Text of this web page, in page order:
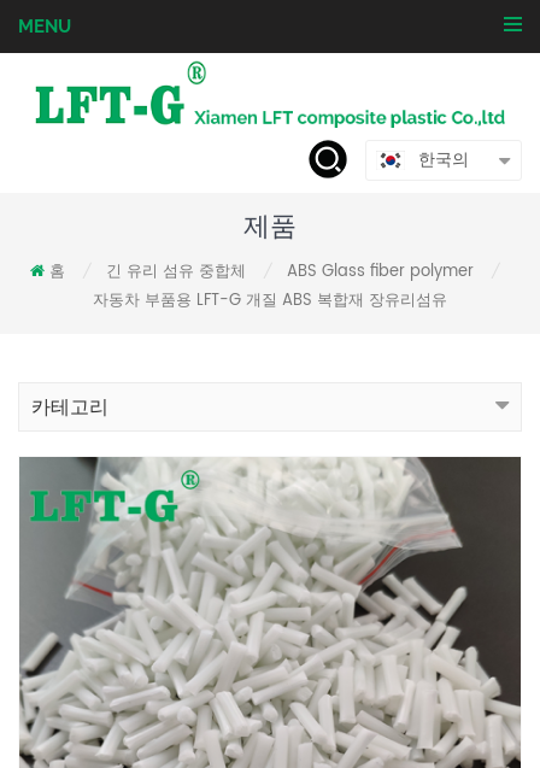
MENU
한국의
제품
홈 긴 유리 섬유 중합체 ABS Glass fiber polymer
자동차 부품용 LFT-G 개질 ABS 복합재 장유리섬유
카테고리